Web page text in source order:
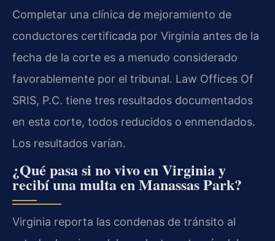
Completar una clínica de mejoramiento de
conductores certificada por Virginia antes de la
fecha de la corte es a menudo considerado
favorablemente por el tribunal. Law Offices Of
SRIS, P.C. tiene tres resultados documentados
en esta corte, todos reducidos o enmendados.
Los resultados varían.
¿Qué pasa si no vivo en Virginia y
recibí una multa en Manassas Park?
Virginia reporta las condenas de tránsito al